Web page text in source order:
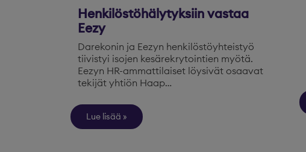
Henkilöstöhälytyksiin vastaa
Eezy
Darekonin ja Eezyn henkilöstöyhteistyö
tiivistyi isojen kesärekrytointien myötä.
Eezyn HR-ammattilaiset löysivät osaavat
tekijät yhtiön Haap…
Lue lisää